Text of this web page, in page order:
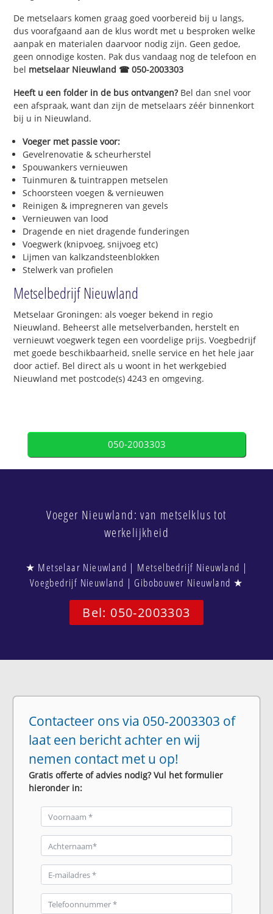
De metselaars komen graag goed voorbereid bij u langs,
dus voorafgaand aan de klus wordt met u besproken welke
aanpak en materialen daarvoor nodig zijn. Geen gedoe,
geen onnodige kosten. Pak dus vandaag nog de telefoon en
bel metselaar Nieuwland ☎ 050-2003303
Heeft u een folder in de bus ontvangen?Bel dan snel voor
een afspraak, want dan zijn de metselaars zéér binnenkort
bij u in Nieuwland.
Voeger met passie voor:
Gevelrenovatie & scheurherstel
Spouwankers vernieuwen
Tuinmuren & tuintrappen metselen
Schoorsteen voegen & vernieuwen
Reinigen & impregneren van gevels
Vernieuwen van lood
Dragende en niet dragende funderingen
Voegwerk (knipvoeg, snijvoeg etc)
Lijmen van kalkzandsteenblokken
Stelwerk van profielen
Metselbedrijf Nieuwland
Metselaar Groningen: als voeger bekend in regio
Nieuwland. Beheerst alle metselverbanden, herstelt en
vernieuwt voegwerk tegen een voordelige prijs. Voegbedrijf
met goede beschikbaarheid, snelle service en het hele jaar
door actief. Bel direct als u woont in het werkgebied
Nieuwland met postcode(s) 4243 en omgeving.
050-2003303
Voeger Nieuwland: van metselklus tot
werkelijkheid
★ Metselaar Nieuwland | Metselbedrijf Nieuwland |
Voegbedrijf Nieuwland | Gibobouwer Nieuwland ★
Bel: 050-2003303
Contacteer ons via 050-2003303 of
laat een bericht achter en wij
nemen contact met u op!
Gratis offerte of advies nodig? Vul het formulier
hieronder in: